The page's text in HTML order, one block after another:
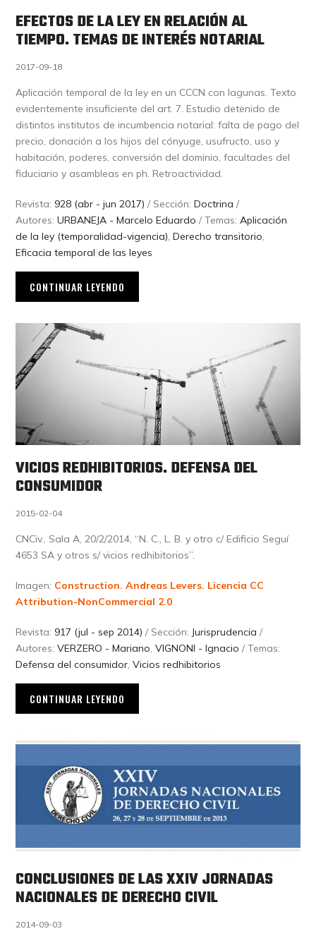
EFECTOS DE LA LEY EN RELACIÓN AL
TIEMPO. TEMAS DE INTERÉS NOTARIAL
2017-09-18
Aplicación temporal de la ley en un CCCN con lagunas. Texto
evidentemente insuficiente del art. 7. Estudio detenido de
distintos institutos de incumbencia notarial: falta de pago del
precio, donación a los hijos del cónyuge, usufructo, uso y
habitación, poderes, conversión del dominio, facultades del
fiduciario y asambleas en ph. Retroactividad.
Revista: 928 (abr - jun 2017) / Sección:Doctrina /
Autores:URBANEJA - Marcelo Eduardo / Temas:Aplicación
de la ley (temporalidad-vigencia),Derecho transitorio,
Eficacia temporal de las leyes
CONTINUAR LEYENDO
VICIOS REDHIBITORIOS. DEFENSA DEL
CONSUMIDOR
2015-02-04
CNCiv., Sala A, 20/2/2014, “N. C., L. B. y otro c/ Edificio Seguí
4653 SA y otros s/ vicios redhibitorios”.
Imagen: Construction. Andreas Levers. Licencia CC
Attribution-NonCommercial 2.0
Revista: 917 (jul - sep 2014) / Sección: Jurisprudencia /
Autores:VERZERO - Mariano ,VIGNONI - Ignacio / Temas:
Defensa del consumidor ,Vicios redhibitorios
CONTINUAR LEYENDO
CONCLUSIONES DE LAS XXIV JORNADAS
NACIONALES DE DERECHO CIVIL
2014-09-03